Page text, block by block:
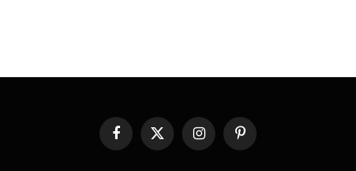
Facebook
X
InstagramPinterest